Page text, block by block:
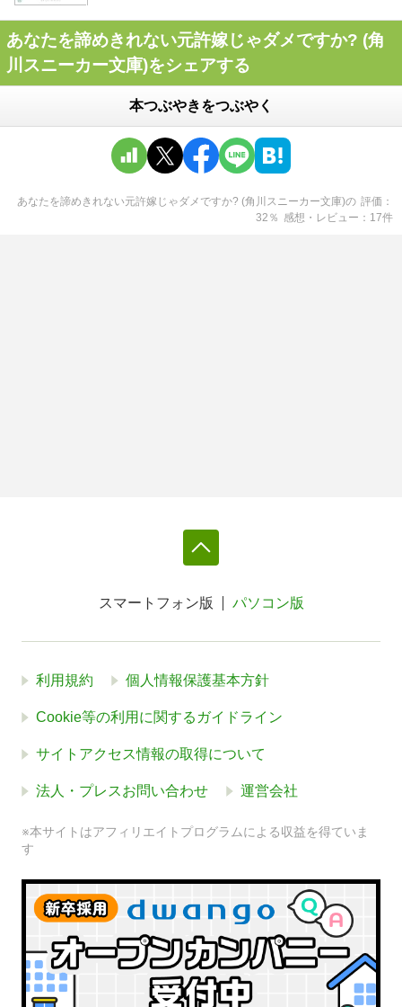
あなたを諦めきれない元許嫁じゃダメですか? (角
川スニーカー文庫)をシェアする
本つぶやきをつぶやく
あなたを諦めきれない元許嫁じゃダメですか? (角川スニーカー文庫)の 評価
32 ％ 感想・レビュー 17件
スマートフォン版 パソコン版
利用規約 個人情報保護基本方針
Cookie等の利用に関するガイドライン
サイトアクセス情報の取得について
法人・プレスお問い合わせ 運営会社
※本サイトはアフィリエイトプログラムによる収益を得ていま
す